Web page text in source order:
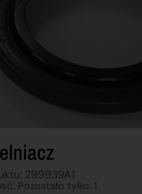
299939A1
Pozostało tylko: 1